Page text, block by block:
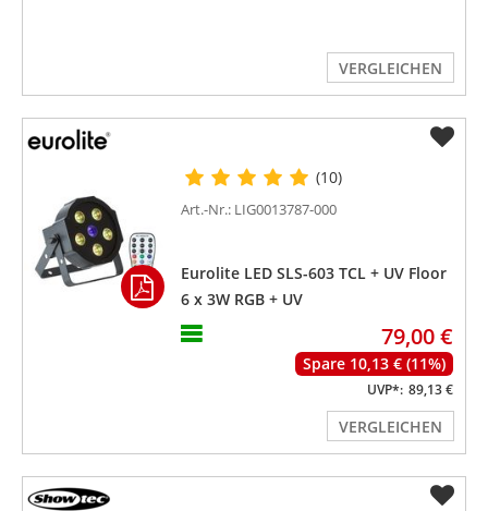
VERGLEICHEN
(10)
Art.-Nr.: LIG0013787-000
Eurolite LED SLS-603 TCL + UV Floor
6 x 3W RGB + UV
79,00 €
Spare 10,13 € (11%)
UVP*: 89,13 €
VERGLEICHEN